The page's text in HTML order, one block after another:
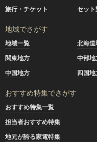
旅行・チケット
セット
地域でさがす
地域一覧 北海道
関東地方
中部地
中国地方
四国地
おすすめ特集でさがす
おすすめ特集一覧
担当者おすすめ特集
地元が誇る家電特集